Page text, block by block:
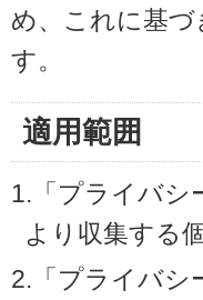
め、これに基
す。
適用範囲
1.「プライバシ
より収集する
2.「プライバシ